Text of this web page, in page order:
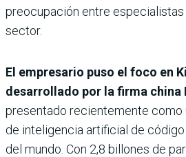
preocupación entre
sector.
El empresario puso el foco en
desarrollado por la firma china
presentado recientemente como
de inteligencia artificial de
del mundo. Con 2,8 billones de